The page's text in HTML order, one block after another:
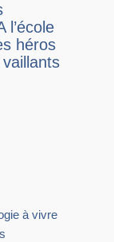
l’école
héros
à vivre